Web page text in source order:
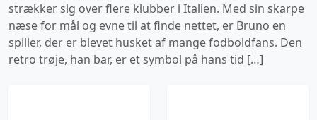
strækker sig over flere klubber i Italien. Med sin skarpe
næse for mål og evne til at finde nettet, er Bruno en
spiller, der er blevet husket af mange fodboldfans. Den
retro trøje, han bar, er et symbol på hans tid […]